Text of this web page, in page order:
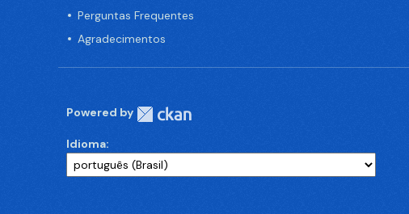
Perguntas Frequentes
Agradecimentos
Powered by
Idioma